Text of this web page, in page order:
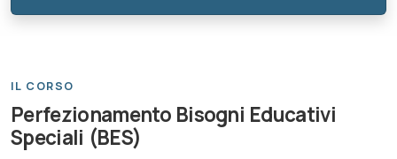
IL CORSO
Perfezionamento Bisogni Educativi
Speciali (BES)